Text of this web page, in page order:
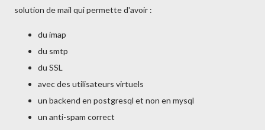
solution de mail qui permette d'avoir :
du imap
du smtp
du SSL
avec des utilisateurs virtuels
un backend en postgresql et non en mysql
un anti-spam correct